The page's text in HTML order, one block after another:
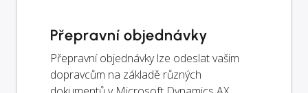
Přepravní objednávky
Přepravní objednávky lze odeslat vašim
dopravcům na základě různých